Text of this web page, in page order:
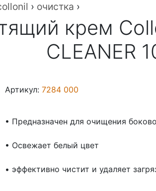
› очистка ›
крем
CLEANER
Артикул:7284 000
• Предназначен для очищения
• Освежает белый цвет
• эффективно чистит и удаляет